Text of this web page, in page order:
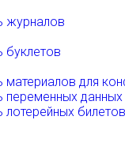
журналов
буклетов
материалов для
переменных данных
лотерейных билетов